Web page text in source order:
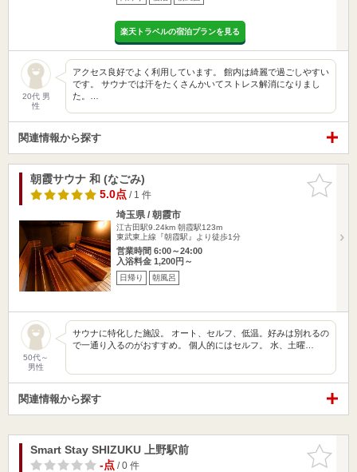
楽天トラベルの宿泊プランを見る
20代 男
性
アクセス良好でよく利用しています。 館内は綺麗で過ごしやすい
です。 サウナでは汗をたくさんかいてストレス解消になりまし
た。…
関連情報から探す
お気に入
りに追加
朝霞サウナ 和 (なごみ)
5.0点/ 1 件
埼玉県 / 朝霞市
江古田駅9.24km 朝霞駅123m
東武東上線『朝霞駅』より徒歩1分
営業時間 6:00～24:00
入浴料金 1,200円～
日帰り 朝風呂
50代～
男性
サウナに特化した施設。 オート、セルフ、低温。好みは別れるの
で一通り入るのがおすすめ。 個人的にはセルフ。 水、土曜…
関連情報から探す
お気に入
りに追加
Smart Stay SHIZUKU 上野駅前
-点/ 0 件